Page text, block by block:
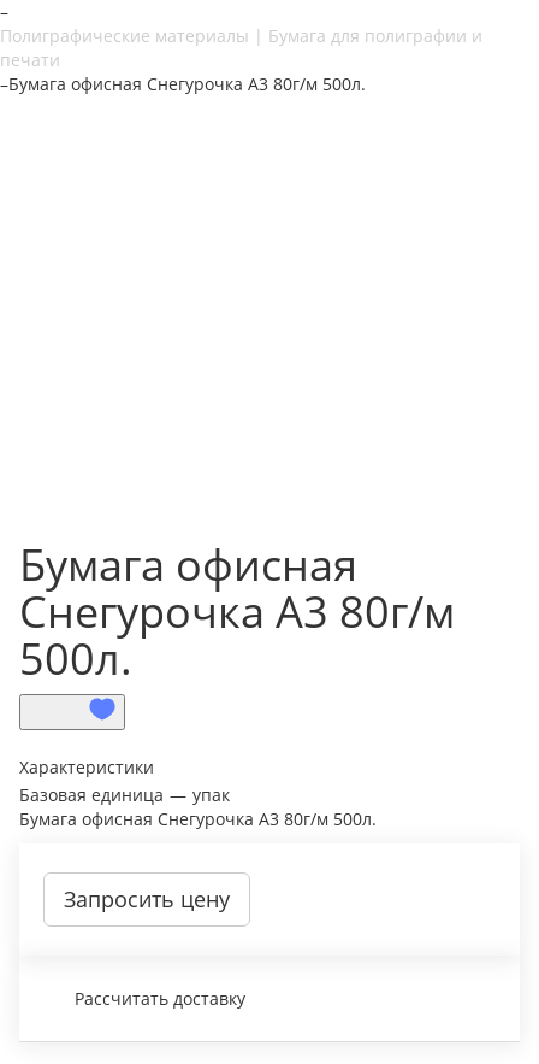
–
Полиграфические материалы | Бумага для полиграфии и
печати
–Бумага офисная Снегурочка А3 80г/м 500л.
Бумага офисная
Снегурочка А3 80г/м
500л.
Характеристики
Базовая единица — упак
Бумага офисная Снегурочка А3 80г/м 500л.
Запросить цену
Рассчитать доставку